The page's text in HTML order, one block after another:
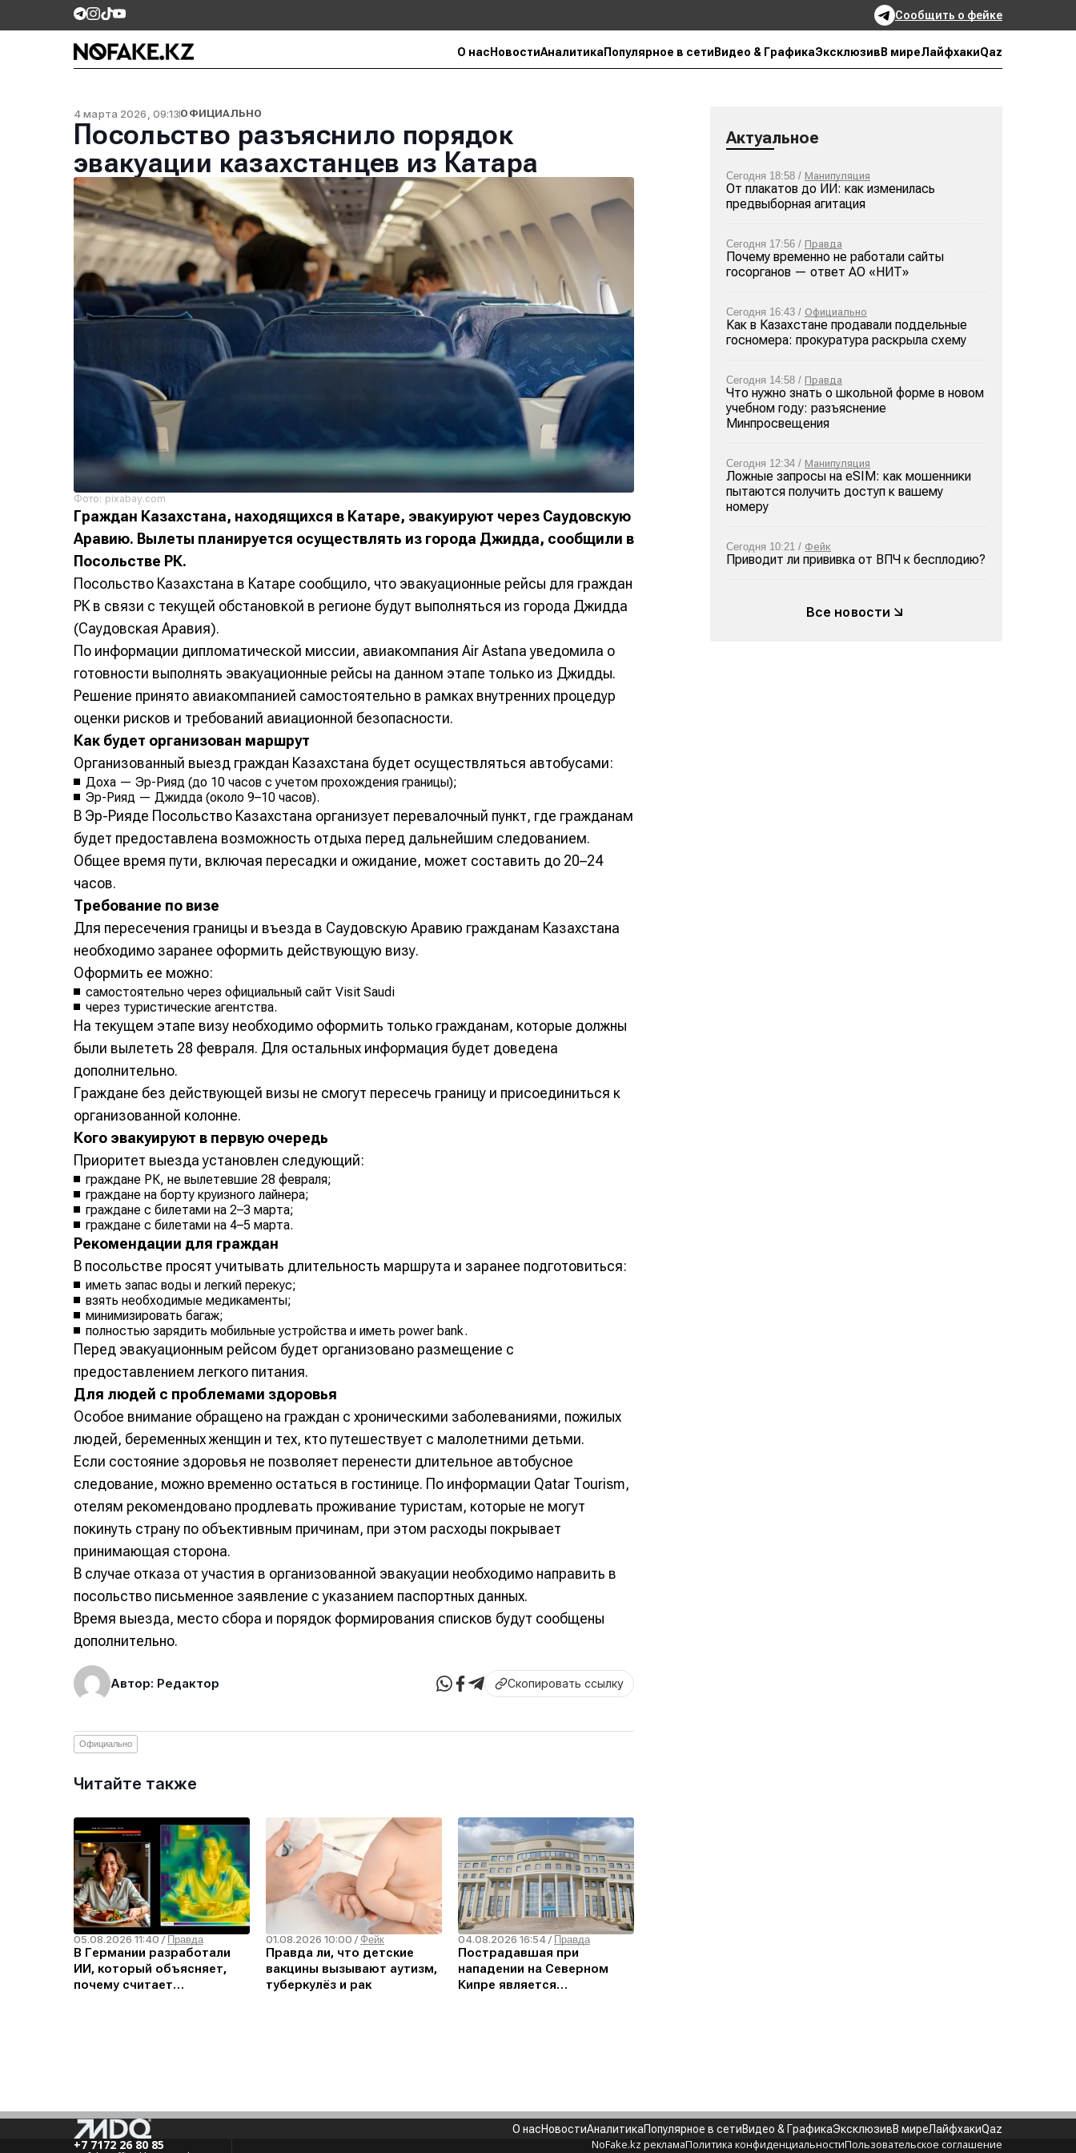
Сообщить о фейке
О нас НовостиАналитика Популярное в сети Видео & ГрафикаЭксклюзив В миреЛайфхакиQaz
4 марта 2026, 09:13ОФИЦИАЛЬНО
Посольство разъяснило порядок
эвакуации казахстанцев из Катара
Фото: pixabay.com
Граждан Казахстана, находящихся в Катаре, эвакуируют через Саудовскую
Аравию. Вылеты планируется осуществлять из города Джидда, сообщили в
Посольстве РК.
Посольство Казахстана в Катаре сообщило, что эвакуационные рейсы для граждан
РК в связи с текущей обстановкой в регионе будут выполняться из города Джидда
(Саудовская Аравия).
По информации дипломатической миссии, авиакомпания Air Astana уведомила о
готовности выполнять эвакуационные рейсы на данном этапе только из Джидды.
Решение принято авиакомпанией самостоятельно в рамках внутренних процедур
оценки рисков и требований авиационной безопасности.
Как будет организован маршрут
Организованный выезд граждан Казахстана будет осуществляться автобусами:
Доха — Эр-Рияд (до 10 часов с учетом прохождения границы);
Эр-Рияд — Джидда (около 9–10 часов).
В Эр-Рияде Посольство Казахстана организует перевалочный пункт, где гражданам
будет предоставлена возможность отдыха перед дальнейшим следованием.
Общее время пути, включая пересадки и ожидание, может составить до 20–24
часов.
Требование по визе
Для пересечения границы и въезда в Саудовскую Аравию гражданам Казахстана
необходимо заранее оформить действующую визу.
Оформить ее можно:
самостоятельно через официальный сайт Visit Saudi
через туристические агентства.
На текущем этапе визу необходимо оформить только гражданам, которые должны
были вылететь 28 февраля. Для остальных информация будет доведена
дополнительно.
Граждане без действующей визы не смогут пересечь границу и присоединиться к
организованной колонне.
Кого эвакуируют в первую очередь
Приоритет выезда установлен следующий:
граждане РК, не вылетевшие 28 февраля;
граждане на борту круизного лайнера;
граждане с билетами на 2–3 марта;
граждане с билетами на 4–5 марта.
Рекомендации для граждан
В посольстве просят учитывать длительность маршрута и заранее подготовиться:
иметь запас воды и легкий перекус;
взять необходимые медикаменты;
минимизировать багаж;
полностью зарядить мобильные устройства и иметь power bank.
Перед эвакуационным рейсом будет организовано размещение с
предоставлением легкого питания.
Для людей с проблемами здоровья
Особое внимание обращено на граждан с хроническими заболеваниями, пожилых
людей, беременных женщин и тех, кто путешествует с малолетними детьми.
Если состояние здоровья не позволяет перенести длительное автобусное
следование, можно временно остаться в гостинице. По информации Qatar Tourism,
отелям рекомендовано продлевать проживание туристам, которые не могут
покинуть страну по объективным причинам, при этом расходы покрывает
принимающая сторона.
В случае отказа от участия в организованной эвакуации необходимо направить в
посольство письменное заявление с указанием паспортных данных.
Время выезда, место сбора и порядок формирования списков будут сообщены
дополнительно.
Автор: Редактор Скопировать ссылку
Официально
Читайте также
05.08.2026 11:40 / Правда
В Германии разработали
ИИ, который объясняет,
почему считает
01.08.2026 10:00 /Фейк
Правда ли, что детские
вакцины вызывают аутизм,
туберкулёз и рак
04.08.2026 16:54 / Правда
Пострадавшая при
нападении на Северном
Кипре является
Актуальное
Сегодня 18:58 / Манипуляция
От плакатов до ИИ: как изменилась
предвыборная агитация
Сегодня 17:56 / Правда
Почему временно не работали сайты
госорганов — ответ АО «НИТ»
Сегодня 16:43 / Официально
Как в Казахстане продавали поддельные
госномера: прокуратура раскрыла схему
Сегодня 14:58 / Правда
Что нужно знать о школьной форме в новом
учебном году: разъяснение
Минпросвещения
Сегодня 12:34 / Манипуляция
Ложные запросы на eSIM: как мошенники
пытаются получить доступ к вашему
номеру
Сегодня 10:21 / Фейк
Приводит ли прививка от ВПЧ к бесплодию?
Все новости
О насНовостиАналитикаПопулярное в сетиВидео & ГрафикаЭксклюзивВ миреЛайфхакиQaz
+7 7172 26 80 85 NoFake.kz рекламаПолитика конфиденциальностиПользовательское соглашение